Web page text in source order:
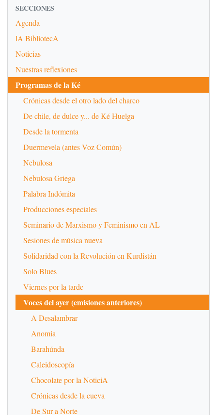
SECCIONES
Agenda
lA BibliotecA
Noticias
Nuestras reflexiones
Programas de la Ké
Crónicas desde el otro lado del charco
De chile, de dulce y... de Ké Huelga
Desde la tormenta
Duermevela (antes Voz Común)
Nebulosa
Nebulosa Griega
Palabra Indómita
Producciones especiales
Seminario de Marxismo y Feminismo en AL
Sesiones de música nueva
Solidaridad con la Revolución en Kurdistán
Solo Blues
Viernes por la tarde
Voces del ayer (emisiones anteriores)
A Desalambrar
Anomia
Barahúnda
Caleidoscopía
Chocolate por la NoticiA
Crónicas desde la cueva
De Sur a Norte